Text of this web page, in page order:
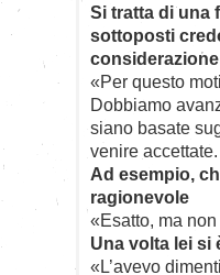
Si tratta di una
sottoposti
«Per questo
Dobbiamo
siano basate
venire
Ad esempio,
ragionevole
«Esatto, ma
Una volta lei si
«L’avevo